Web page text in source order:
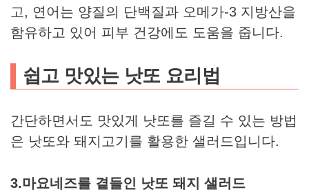
고, 연어는 양질의 단백질과 오메가-3 지방산을
함유하고 있어 피부 건강에도 도움을 줍니다.
쉽고 맛있는 낫또 요리법
간단하면서도 맛있게 낫또를 즐길 수 있는 방법
은 낫또와 돼지고기를 활용한 샐러드입니다.
3.마요네즈를 곁들인 낫또 돼지 샐러드